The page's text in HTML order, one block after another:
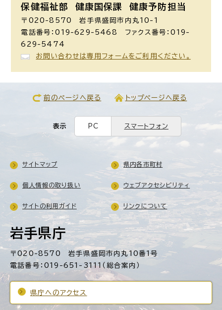
保健福祉部 健康国保課 健康予防担当
〒020-8570 岩手県盛岡市内丸10-1
電話番号：019-629-5468 ファクス番号：019-
629-5474
お問い合わせは専用フォームをご利用ください。
前のページへ戻る トップページへ戻る
表示 PC スマートフォン
岩手県庁
〒020-8570 岩手県盛岡市内丸10番1号
電話番号：019-651-3111（総合案内）
県庁へのアクセス
サイトマップ 県内各市町村
個人情報の取り扱い ウェブアクセシビリティ
サイトの利用ガイド リンクについて